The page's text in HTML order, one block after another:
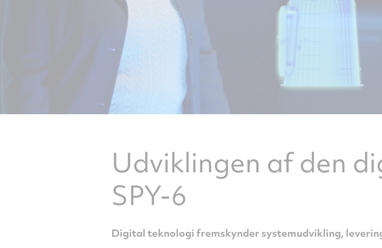
Udviklingen af den
SPY-6
Digital teknologi fremskynder systemudvikling,